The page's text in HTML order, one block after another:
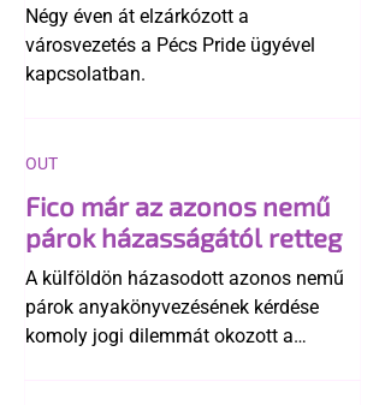
története
Négy éven át elzárkózott a
városvezetés a Pécs Pride ügyével
kapcsolatban.
Fico már az azonos nemű
párok házasságától retteg
A külföldön házasodott azonos nemű
párok anyakönyvezésének kérdése
komoly jogi dilemmát okozott a
OUT